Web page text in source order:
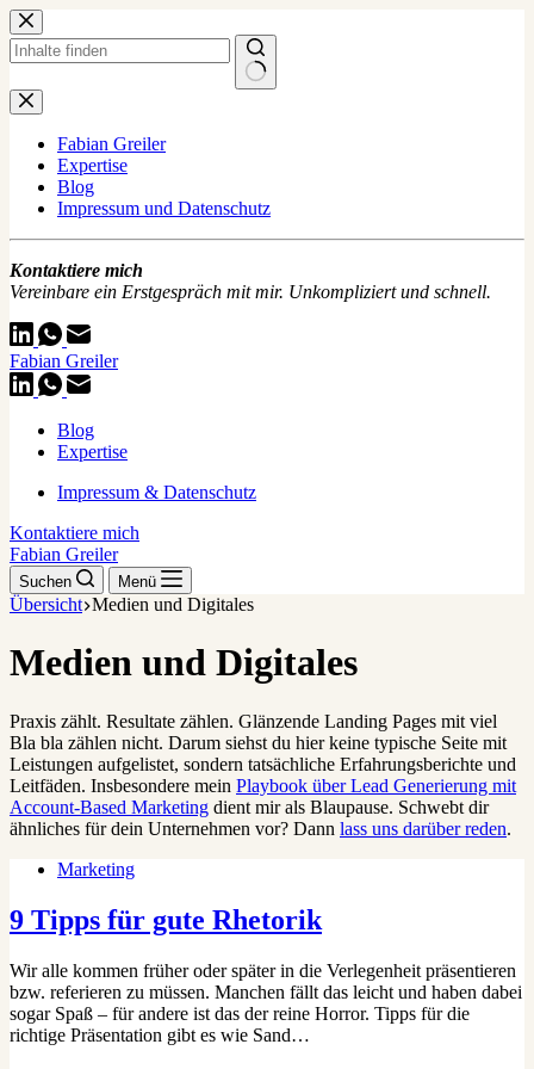
Zum
Inhalt
springen
Keine
Ergebnisse
Fabian Greiler
Expertise
Blog
Impressum und Datenschutz
Kontaktiere mich
Vereinbare ein Erstgespräch mit mir. Unkompliziert und schnell.
Fabian Greiler
Blog
Expertise
Impressum & Datenschutz
Kontaktiere mich
Fabian Greiler
Suchen Menü
Übersicht Medien und Digitales
Medien und Digitales
Praxis zählt. Resultate zählen. Glänzende Landing Pages mit viel
Bla bla zählen nicht. Darum siehst du hier keine typische Seite mit
Leistungen aufgelistet, sondern tatsächliche Erfahrungsberichte und
Leitfäden. Insbesondere mein Playbook über Lead Generierung mit
Account-Based Marketing dient mir als Blaupause. Schwebt dir
ähnliches für dein Unternehmen vor? Dann lass uns darüber reden.
Marketing
9 Tipps für gute Rhetorik
Wir alle kommen früher oder später in die Verlegenheit präsentieren
bzw. referieren zu müssen. Manchen fällt das leicht und haben dabei
sogar Spaß – für andere ist das der reine Horror. Tipps für die
richtige Präsentation gibt es wie Sand…